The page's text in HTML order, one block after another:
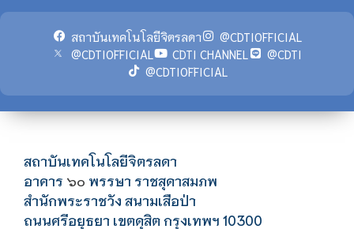
สถาบันเทคโนโลยีจิตรลดา
@CDTIOFFICIAL
@CDTIOFFICIAL
CDTI CHANNEL
@CDTI
@CDTIOFFICIAL
สถาบันเทคโนโลยีจิตรลดา
อาคาร ๖๐ พรรษา ราชสุดาสมภพ
สำนักพระราชวัง สนามเสือป่า
ถนนศรีอยุธยา เขตดุสิต กรุงเทพฯ 10300